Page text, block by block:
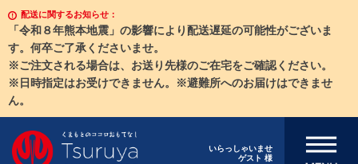
配送に関するお知らせ：
「令和８年熊本地震」の影響により配送遅延の可能性がございま
す。何卒ご了承くださいませ。
※ご注文される場合は、お送り先様のご在宅をご確認ください。
※日時指定はお受けできません。※避難所へのお届けはできませ
ん。
いらっしゃいませ
ゲスト 様
メニューを開